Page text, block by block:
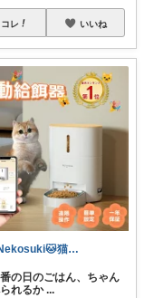
コレ いいね
Nekosuki🐱猫好きのへや
の日のごはん、ちゃん
れるか ...